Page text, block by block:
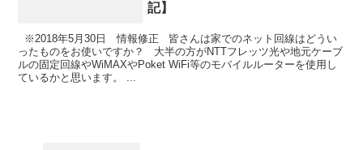
記】
※2018年5月30日 情報修正 皆さんは家でのネット回線はどうい
ったものをお使いですか？ 大半の方がNTTフレッツ光や地元ケーブ
ルの固定回線やWiMAXやPoket WiFi等のモバイルルーターを使用し
ているかと思います。 ...